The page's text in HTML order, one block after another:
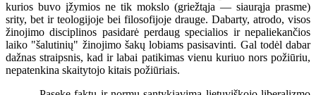
kurios buvo įžymios ne tik mokslo (griežtąja — siaurąja prasme)
srity, bet ir teologijoje bei filosofijoje drauge. Dabarty, atrodo, visos
žinojimo disciplinos pasidarė perdaug specialios ir nepaliekančios
laiko "šalutinių" žinojimo šakų lobiams pasisavinti. Gal todėl dabar
dažnas straipsnis, kad ir labai patikimas vienu kuriuo nors požiūriu,
nepatenkina skaitytojo kitais požiūriais.